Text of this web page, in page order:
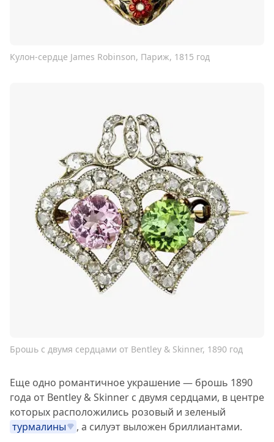
Кулон-сердце James Robinson, Париж, 1815 год
Брошь с двумя сердцами от Bentley & Skinner, 1890 год
Еще одно романтичное украшение — брошь 1890
года от Bentley & Skinner с двумя сердцами, в центре
которых расположились розовый и зеленый
турмалины
, а силуэт выложен бриллиантами.